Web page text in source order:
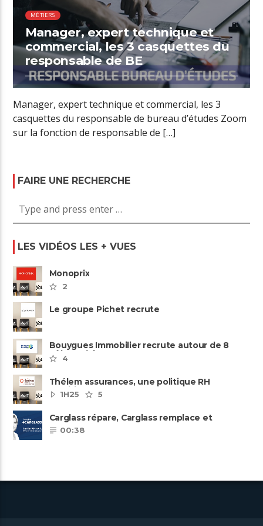
MÉTIERS
Manager, expert technique et
commercial, les 3 casquettes du
responsable de BE
Manager, expert technique et commercial, les 3
casquettes du responsable de bureau d’études Zoom
sur la fonction de responsable de […]
FAIRE UNE RECHERCHE
LES VIDÉOS LES + VUES
Monoprix
2
Le groupe Pichet recrute
Bouygues Immobilier recrute autour de 8
pôles métiers
4
Thélem assurances, une politique RH
ambitieuse
1H25 5
Carglass répare, Carglass remplace et
Carglass embauche également.
00:38